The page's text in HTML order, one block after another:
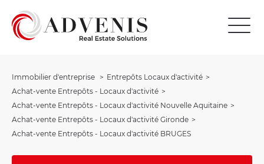
Immobilier d'entreprise
Entrepôts Locaux d'activité
Achat-vente Entrepôts - Locaux d'activité
Achat-vente Entrepôts - Locaux d'activité Nouvelle Aquitaine
Achat-vente Entrepôts - Locaux d'activité Gironde
Achat-vente Entrepôts - Locaux d'activité BRUGES